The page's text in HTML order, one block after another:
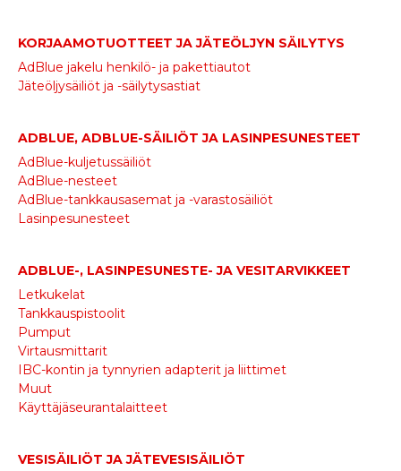
KORJAAMOTUOTTEET JA JÄTEÖLJYN SÄILYTYS
AdBlue jakelu henkilö- ja pakettiautot
Jäteöljysäiliöt ja -säilytysastiat
ADBLUE, ADBLUE-SÄILIÖT JA LASINPESUNESTEET
AdBlue-kuljetussäiliöt
AdBlue-nesteet
AdBlue-tankkausasemat ja -varastosäiliöt
Lasinpesunesteet
ADBLUE-, LASINPESUNESTE- JA VESITARVIKKEET
Letkukelat
Tankkauspistoolit
Pumput
Virtausmittarit
IBC-kontin ja tynnyrien adapterit ja liittimet
Muut
Käyttäjäseurantalaitteet
VESISÄILIÖT JA JÄTEVESISÄILIÖT